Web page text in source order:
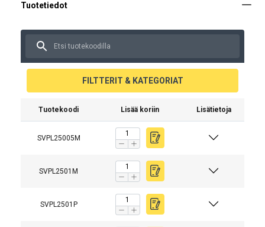
FILTTERIT & KATEGORIAT
Tuotekoodi Lisää koriin Lisätietoja
SVPL25005M
SVPL2501M
SVPL2501P